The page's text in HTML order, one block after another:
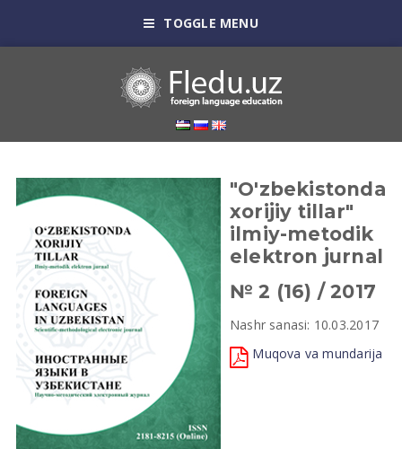
TOGGLE MENU
"O'zbekistonda
xorijiy tillar"
ilmiy-metodik
elektron jurnal
№ 2 (16) / 2017
Nashr sanasi: 10.03.2017
Muqova va mundarija